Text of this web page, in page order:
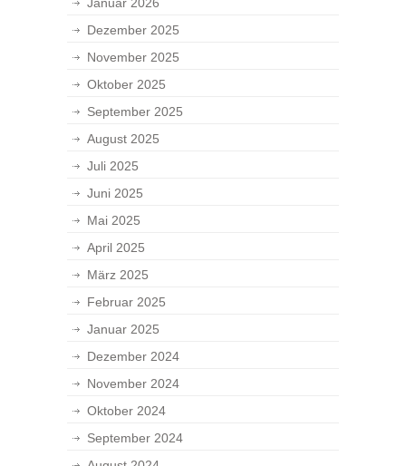
Dezember 2025
November 2025
Oktober 2025
September 2025
August 2025
Juli 2025
Juni 2025
Mai 2025
April 2025
März 2025
Februar 2025
Januar 2025
Dezember 2024
November 2024
Oktober 2024
September 2024